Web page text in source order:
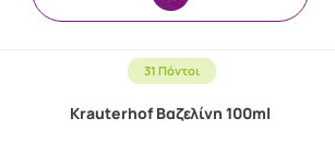
31 Πόντοι
Krauterhof Βαζελίνη 100ml